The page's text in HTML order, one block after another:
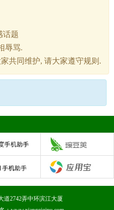
话题
辱骂.
共同维护, 请大家遵守规则.
道2742弄中环滨江大厦